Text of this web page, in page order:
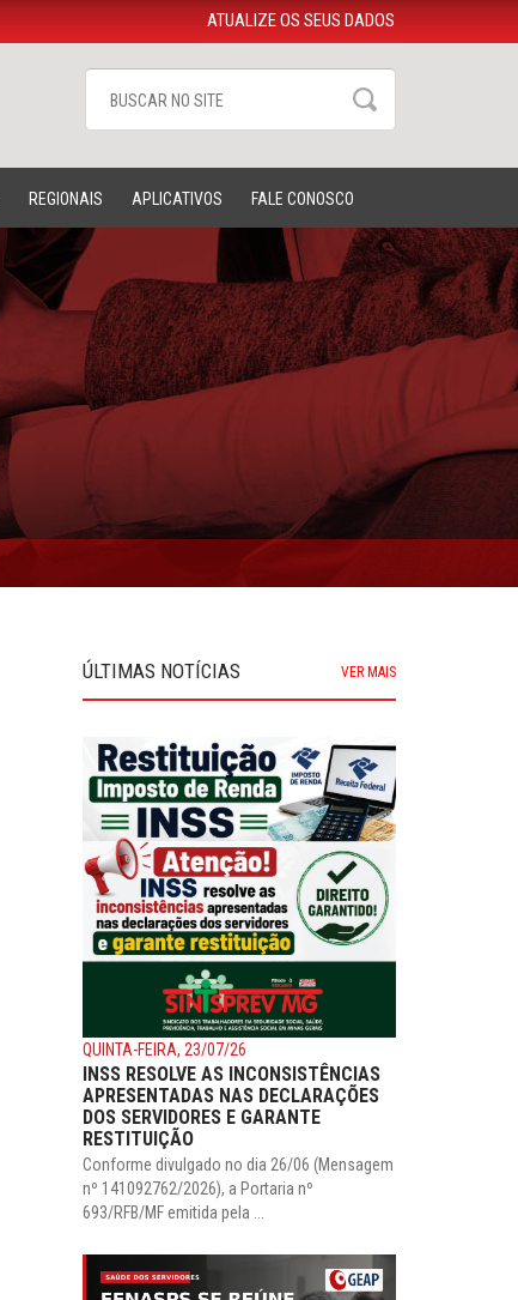
ATUALIZE OS SEUS DADOS
REGIONAIS APLICATIVOS FALE CONOSCO
ÚLTIMAS NOTÍCIAS VER MAIS
QUINTA-FEIRA, 23/07/26
INSS RESOLVE AS INCONSISTÊNCIAS
APRESENTADAS NAS DECLARAÇÕES
DOS SERVIDORES E GARANTE
RESTITUIÇÃO
Conforme divulgado no dia 26/06 (Mensagem
nº 141092762/2026), a Portaria nº
693/RFB/MF emitida pela ...